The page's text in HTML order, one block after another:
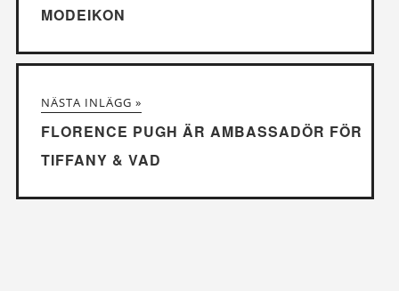
MODEIKON
NÄSTA INLÄGG »
FLORENCE PUGH ÄR AMBASSADÖR FÖR
TIFFANY & VAD